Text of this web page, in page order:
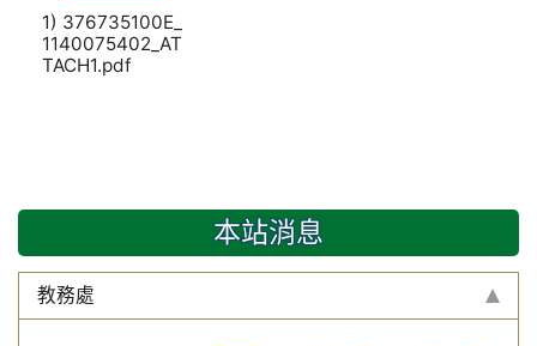
1) 376735100E_
1140075402_AT
TACH1.pdf
本站消息
教務處